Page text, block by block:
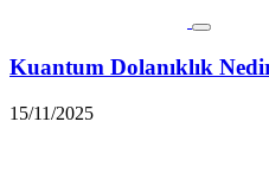
Kuantum Dolanıklık
15/11/2025